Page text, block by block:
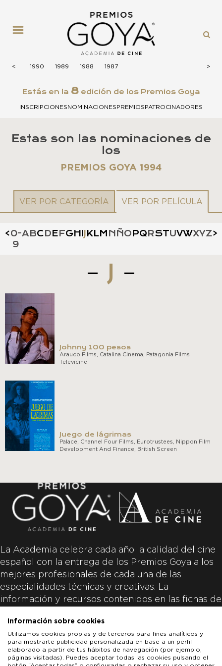
<
<
1991 1990 1989 1988 1987 >
>
Estás en la 8edición de los Premios Goya
INSCRIPCIONESNOMINACIONESPREMIOSPATROCINADORES
Estas son las nominaciones de
los
PREMIOS GOYA 1994
VER POR CATEGORÍA VER POR PELÍCULA
<0-
9
ABC D E FGH KLM N Ñ O PQRSTUVWXYZ>
J
Johnny 100 pesos
Arauco Films, Catalina Cinema, Patagonia Films
Televicine
Juego de lágrimas
Palace, Channel Four Films, Eurotrustees, Nippon Film
Development And Finance, British Screen
La Academia celebra cada año la calidad del cine
español con la entrega de los Premios Goya a los
mejores profesionales de cada una de las
especialidades técnicas y creativas. La
información y recursos contenidos en las fichas de
productoras de las películas y responsabilidad
única y exclusiva de las mismas.
Información sobre cookies
Utilizamos cookies propias y de terceros para fines analíticos y
para mostrarte publicidad personalizada en base a un perfil
elaborado a partir de tus hábitos de navegación (por ejemplo,
páginas visitadas). Puedes aceptar todas las cookies pulsando el